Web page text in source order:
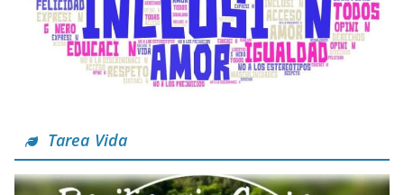
Tarea Vida